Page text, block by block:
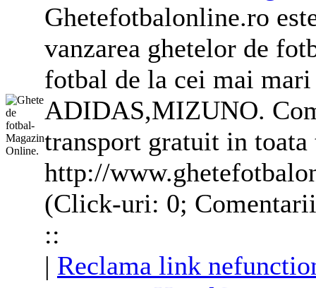
Ghetefotbalonline.ro
vanzarea ghetelor de
fotbal de la cei mai
ADIDAS,MIZUNO.
transport gratuit in toata
http://
(Click-uri: 0;
::
| Reclama link